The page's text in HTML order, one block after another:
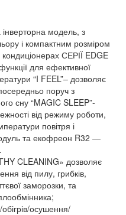
модель, з
і компактним розміром
СЕРІЇ EDGE
для ефективної
“I FEEL”– дозволяє
поруч з
сну “MAGIC SLEEP”-
від режиму роботи,
повітря і
та екофреон R32 —
CLEANING» дозволяє
від пилу, грибків,
заморозки, та
осушення/